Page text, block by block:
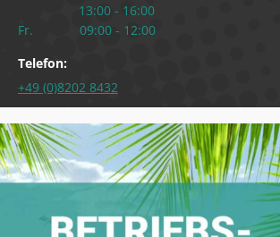
Wir schätzen Ihre Privatsphäre
13:00 - 16:00
Fr. 09:00 - 12:00
Telefon:
+49 (0)8202 8432
E-Mail:
service@08202.de